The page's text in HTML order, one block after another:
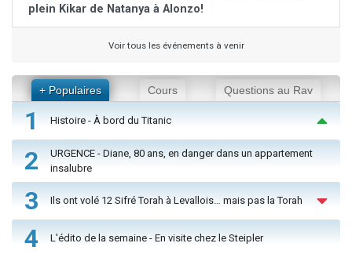
plein Kikar de Natanya à Alonzo!
Voir tous les événements à venir
+ Populaires Cours Questions au Rav
1 Histoire - À bord du Titanic
2
URGENCE - Diane, 80 ans, en danger dans un appartement
insalubre
3 Ils ont volé 12 Sifré Torah à Levallois… mais pas la Torah
4 L'édito de la semaine - En visite chez le Steipler